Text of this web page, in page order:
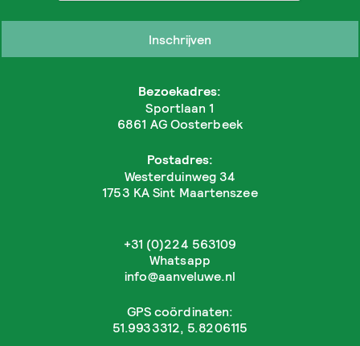
Bezoekadres:
Sportlaan 1
6861 AG Oosterbeek
Postadres:
Westerduinweg 34
1753 KA Sint Maartenszee
+31 (0)224 563109
Whatsapp
info@aanveluwe.nl
GPS coördinaten:
51.9933312, 5.8206115